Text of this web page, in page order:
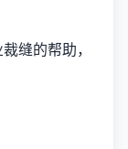
缝的帮助，